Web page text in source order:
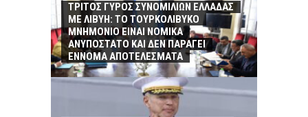
ΤΡΙΤΟΣ ΓΥΡΟΣ ΣΥΝΟΜΙΛΙΩΝ ΕΛΛΑΔΑΣ
ΜΕ ΛΙΒΥΗ: ΤΟ ΤΟΥΡΚΟΛΙΒΥΚΟ
ΜΝΗΜΟΝΙΟ ΕΙΝΑΙ ΝΟΜΙΚΑ
ΑΝΥΠΟΣΤΑΤΟ ΚΑΙ ΔΕΝ ΠΑΡΑΓΕΙ
ΕΝΝΟΜΑ ΑΠΟΤΕΛΕΣΜΑΤΑ